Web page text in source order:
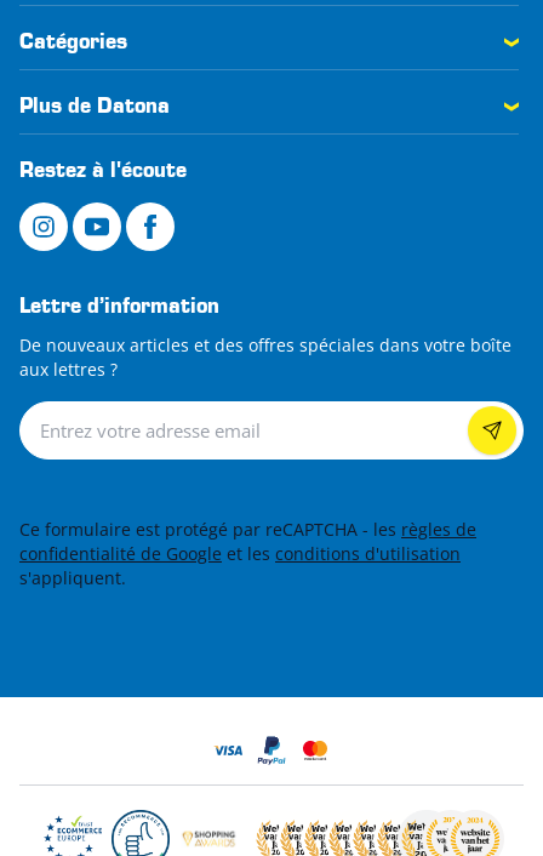
Catégories
Plus de Datona
Restez à l'écoute
Lettre d’information
De nouveaux articles et des offres spéciales dans votre boîte
aux lettres ?
Lettre d’information
Ce formulaire est protégé par reCAPTCHA - les règles de
confidentialité de Google et les conditions d'utilisation
s'appliquent.